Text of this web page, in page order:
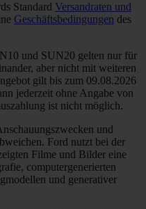
Standard Versandraten und
Geschäftsbedingungen des
und SUN20 gelten nur für
aber nicht mit weiteren
gilt bis zum 09.08.2026
jederzeit ohne Angabe von
ist nicht möglich.
und
Ford nutzt bei der
Filme und Bilder eine
computergenerierten
und generativer